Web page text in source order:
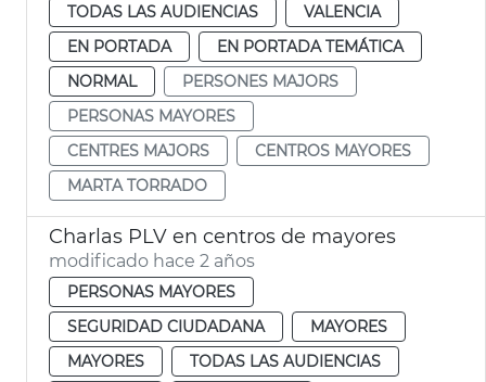
TODAS LAS AUDIENCIAS
VALENCIA
EN PORTADA
EN PORTADA TEMÁTICA
NORMAL
PERSONES MAJORS
PERSONAS MAYORES
CENTRES MAJORS
CENTROS MAYORES
MARTA TORRADO
Charlas PLV en centros de mayores
modificado hace 2 años
PERSONAS MAYORES
SEGURIDAD CIUDADANA
MAYORES
MAYORES
TODAS LAS AUDIENCIAS